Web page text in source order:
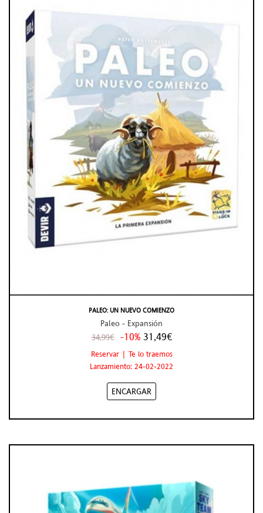
PALEO: UN NUEVO COMIENZO
Paleo - Expansión
34,99€ -10% 31,49€
Reservar | Te lo traemos
Lanzamiento: 24-02-2022
ENCARGAR